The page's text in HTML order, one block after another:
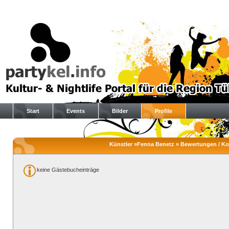
Start Events Bilder Profile
Künstler »Fenna Benetz » Bewertungen /
keine Gästebucheinträge